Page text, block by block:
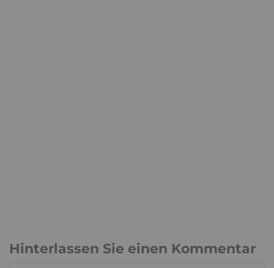
Hinterlassen Sie einen Kommentar